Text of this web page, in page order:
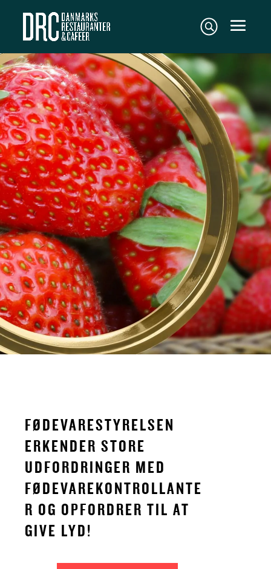
FØDEVARESTYRELSEN
ERKENDER STORE
UDFORDRINGER MED
FØDEVAREKONTROLLANTE
R OG OPFORDRER TIL AT
GIVE LYD!